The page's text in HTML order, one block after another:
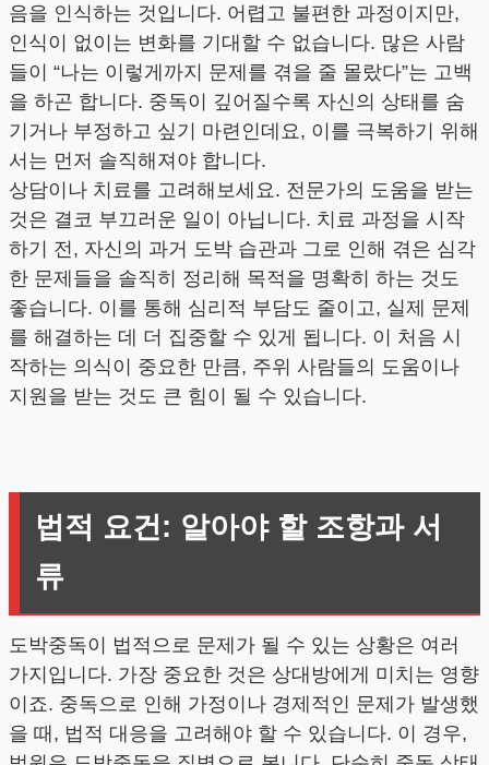
음을 인식하는 것입니다. 어렵고 불편한 과정이지만,
인식이 없이는 변화를 기대할 수 없습니다. 많은 사람
들이 “나는 이렇게까지 문제를 겪을 줄 몰랐다”는 고백
을 하곤 합니다. 중독이 깊어질수록 자신의 상태를 숨
기거나 부정하고 싶기 마련인데요, 이를 극복하기 위해
서는 먼저 솔직해져야 합니다.
상담이나 치료를 고려해보세요. 전문가의 도움을 받는
것은 결코 부끄러운 일이 아닙니다. 치료 과정을 시작
하기 전, 자신의 과거 도박 습관과 그로 인해 겪은 심각
한 문제들을 솔직히 정리해 목적을 명확히 하는 것도
좋습니다. 이를 통해 심리적 부담도 줄이고, 실제 문제
를 해결하는 데 더 집중할 수 있게 됩니다. 이 처음 시
작하는 의식이 중요한 만큼, 주위 사람들의 도움이나
지원을 받는 것도 큰 힘이 될 수 있습니다.
법적 요건: 알아야 할 조항과 서
류
도박중독이 법적으로 문제가 될 수 있는 상황은 여러
가지입니다. 가장 중요한 것은 상대방에게 미치는 영향
이죠. 중독으로 인해 가정이나 경제적인 문제가 발생했
을 때, 법적 대응을 고려해야 할 수 있습니다. 이 경우,